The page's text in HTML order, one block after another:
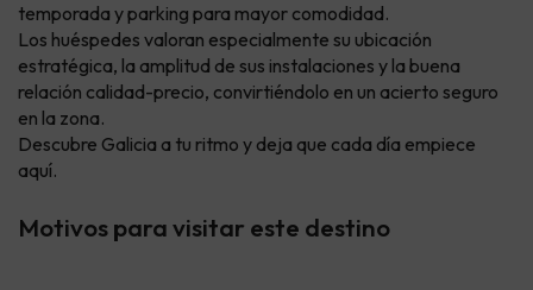
temporada y parking para mayor comodidad.
Los huéspedes valoran especialmente su ubicación
estratégica, la amplitud de sus instalaciones y la buena
relación calidad-precio, convirtiéndolo en un acierto seguro
en la zona.
Descubre Galicia a tu ritmo y deja que cada día empiece
aquí.
Motivos para visitar este destino